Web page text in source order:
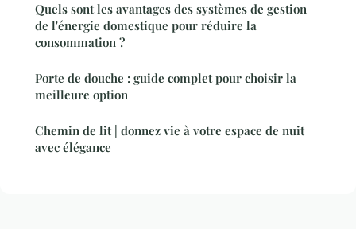
Quels sont les avantages des systèmes de gestion
de l'énergie domestique pour réduire la
consommation ?
Porte de douche : guide complet pour choisir la
meilleure option
Chemin de lit | donnez vie à votre espace de nuit
avec élégance